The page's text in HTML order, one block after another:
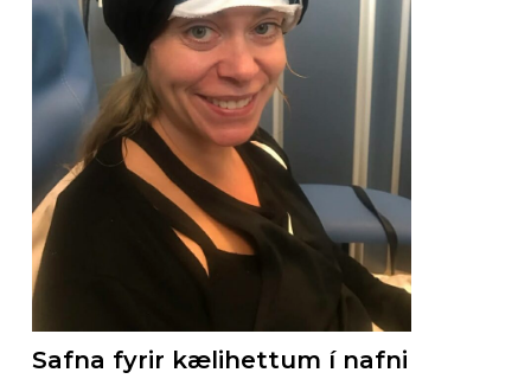
Safna fyrir kælihettum í nafni